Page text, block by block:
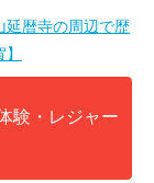
暦寺の周辺で歴
験・レジャー